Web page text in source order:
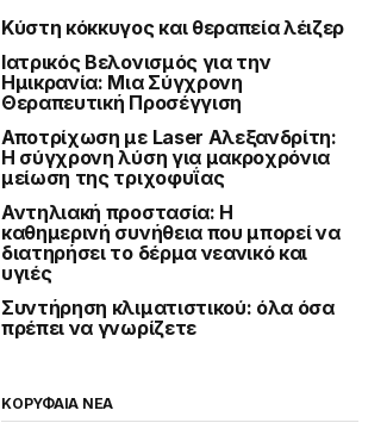
Κύστη κόκκυγος και θεραπεία λέιζερ
Ιατρικός Βελονισμός για την
Ημικρανία: Μια Σύγχρονη
Θεραπευτική Προσέγγιση
Αποτρίχωση με Laser Αλεξανδρίτη:
Η σύγχρονη λύση για μακροχρόνια
μείωση της τριχοφυΐας
Αντηλιακή προστασία: Η
καθημερινή συνήθεια που μπορεί να
διατηρήσει το δέρμα νεανικό και
υγιές
Συντήρηση κλιματιστικού: όλα όσα
πρέπει να γνωρίζετε
ΚΟΡΥΦΑΙΑ ΝΕΑ